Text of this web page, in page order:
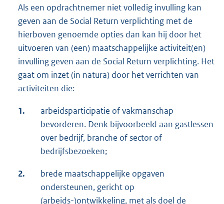
Als een opdrachtnemer niet volledig invulling kan
geven aan de Social Return verplichting met de
hierboven genoemde opties dan kan hij door het
uitvoeren van (een) maatschappelijke activiteit(en)
invulling geven aan de Social Return verplichting. Het
gaat om inzet (in natura) door het verrichten van
activiteiten die:
1.
arbeidsparticipatie of vakmanschap
bevorderen. Denk bijvoorbeeld aan gastlessen
over bedrijf, branche of sector of
bedrijfsbezoeken;
2.
brede maatschappelijke opgaven
ondersteunen, gericht op
(arbeids-)ontwikkeling, met als doel de